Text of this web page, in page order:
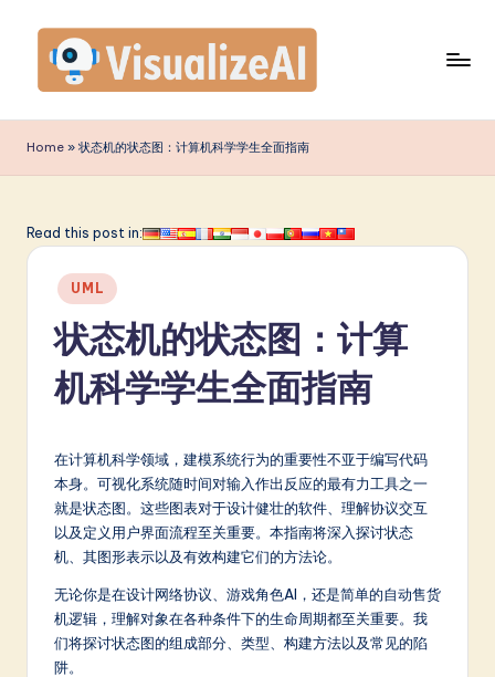
content
is
u
li
e
m
p
fi
Home » 状态机的状态图：计算机科学学生全面指南
Read this post in:
Posted
in
UML
状态机的状态图：计算
机科学学生全面指南
在计算机科学领域，建模系统行为的重要性不亚于编写代码
本身。可视化系统随时间对输入作出反应的最有力工具之一
就是状态图。这些图表对于设计健壮的软件、理解协议交互
以及定义用户界面流程至关重要。本指南将深入探讨状态
机、其图形表示以及有效构建它们的方法论。
无论你是在设计网络协议、游戏角色AI，还是简单的自动售货
机逻辑，理解对象在各种条件下的生命周期都至关重要。我
们将探讨状态图的组成部分、类型、构建方法以及常见的陷
阱。